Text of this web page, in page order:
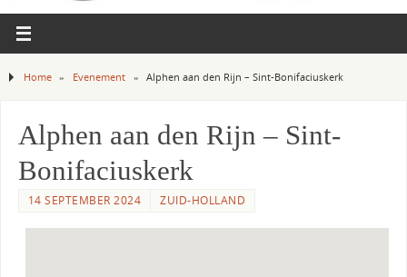
Home » Evenement » Alphen aan den Rijn – Sint-Bonifaciuskerk
Alphen aan den Rijn – Sint-
Bonifaciuskerk
14 SEPTEMBER 2024 ZUID-HOLLAND